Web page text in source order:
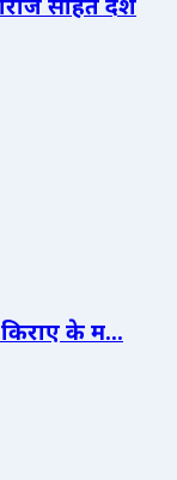
सहित देश
के म...